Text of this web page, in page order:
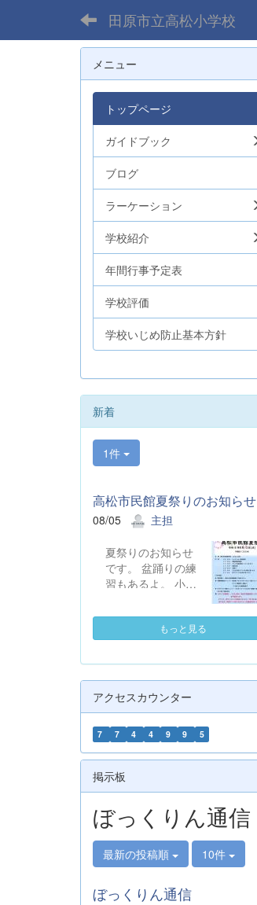
田原市立高松小学校
メニュー
トップページ
ガイドブック
ブログ
ラーケーション
学校紹介
年間行事予定表
学校評価
学校いじめ防止基本方針
新着
1件
高松市民館夏祭りのお知らせ
08/05 主担
夏祭りのお知らせ
です。 盆踊りの練
習もあるよ。 小学
るよ。
もっと見る
アクセスカウンター
7 7 4 4 9 9 5
掲示板
ぼっくりん通信
最新の投稿順 10件
ぼっくりん通信